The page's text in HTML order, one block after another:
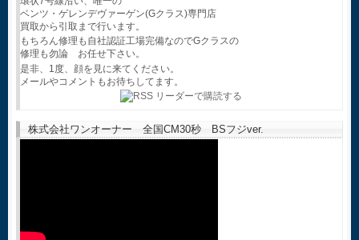
ベンツ・ゲレンデヴァーゲン(Gクラス)専門店
買取から引取まで行います。
もちろん修理も自社認証工場完備なのでGクラスの
修理も勿論 お任せ下さい。
是非、1度、顔を見に来てください。
メールやコメントもお待ちしてます。
株式会社ワンオーナー 全国CM30秒 BSフジver.